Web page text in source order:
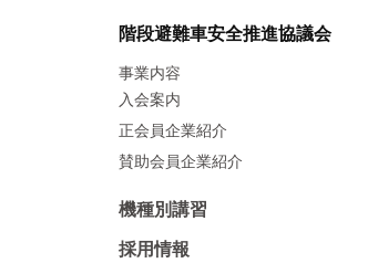
階段避難車安全推進協議会
事業内容
入会案内
正会員企業紹介
賛助会員企業紹介
機種別講習
採用情報